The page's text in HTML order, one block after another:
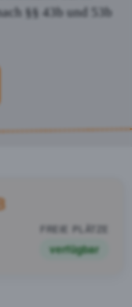
§§ 43b und 53b
verfügbar